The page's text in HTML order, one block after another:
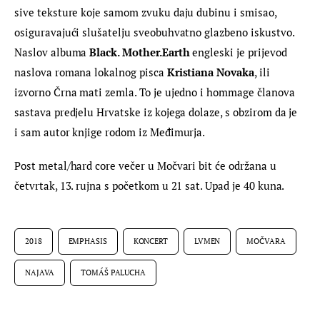
sive teksture koje samom zvuku daju dubinu i smisao,
osiguravajući slušatelju sveobuhvatno glazbeno iskustvo.
Naslov albuma Black. Mother.Earth engleski je prijevod
naslova romana lokalnog pisca Kristiana Novaka, ili
izvorno Črna mati zemla. To je ujedno i hommage članova
sastava predjelu Hrvatske iz kojega dolaze, s obzirom da je
i sam autor knjige rodom iz Međimurja.
Post metal/hard core večer u Močvari bit će održana u
četvrtak, 13. rujna s početkom u 21 sat. Upad je 40 kuna.
2018 EMPHASIS KONCERT LVMEN MOČVARA
NAJAVA TOMÁŠ PALUCHA